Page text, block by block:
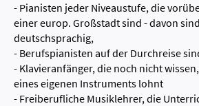
- Pianisten jeder Niveaustufe, die
einer europ. Großstadt sind - davon
deutschsprachig,
- Berufspianisten auf der Durchreise
- Klavieranfänger, die noch nicht
eines eigenen Instruments lohnt
- Freiberufliche Musiklehrer, die